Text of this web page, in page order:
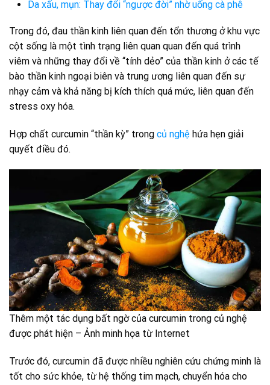
Da xấu, mụn: Thay đổi “ngược đời” nhờ uống cà phê
Trong đó, đau thần kinh liên quan đến tổn thương ở khu vực
cột sống là một tình trạng liên quan quan đến quá trình
viêm và những thay đổi về “tính dẻo” của thần kinh ở các tế
bào thần kinh ngoại biên và trung ương liên quan đến sự
nhạy cảm và khả năng bị kích thích quá mức, liên quan đến
stress oxy hóa.
Hợp chất curcumin “thần kỳ” trong củ nghệ hứa hẹn giải
quyết điều đó.
Thêm một tác dụng bất ngờ của curcumin trong củ nghệ
được phát hiện – Ảnh minh họa từ Internet
Trước đó, curcumin đã được nhiều nghiên cứu chứng minh là
tốt cho sức khỏe, từ hệ thống tim mạch, chuyển hóa cho